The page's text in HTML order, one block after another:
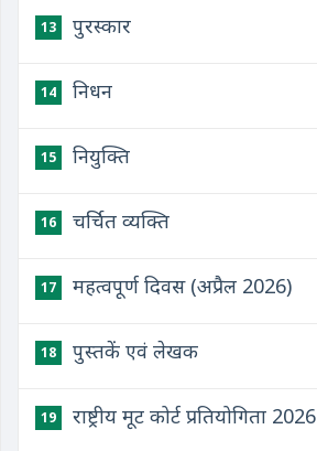
13 पुरस्कार
14 निधन
15 नियुक्ति
16 चर्चित व्यक्ति
17 महत्वपूर्ण दिवस (अप्रैल 2026)
18 पुस्तकें एवं लेखक
19 राष्ट्रीय मूट कोर्ट प्रतियोगिता 2026